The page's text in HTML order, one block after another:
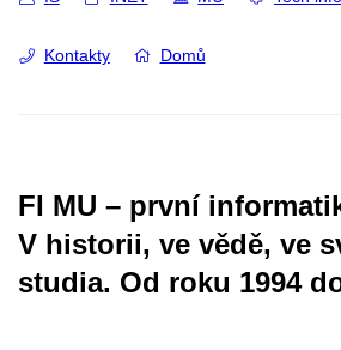
Kontakty Domů
FI MU – první
V historii, ve vědě, ve
studia. Od roku 1994